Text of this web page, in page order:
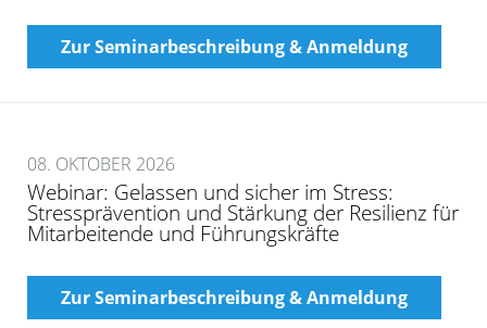
Zur Seminarbeschreibung & Anmeldung
08. OKTOBER 2026
Webinar: Gelassen und sicher im Stress:
Stressprävention und Stärkung der Resilienz für
Mitarbeitende und Führungskräfte
Zur Seminarbeschreibung & Anmeldung